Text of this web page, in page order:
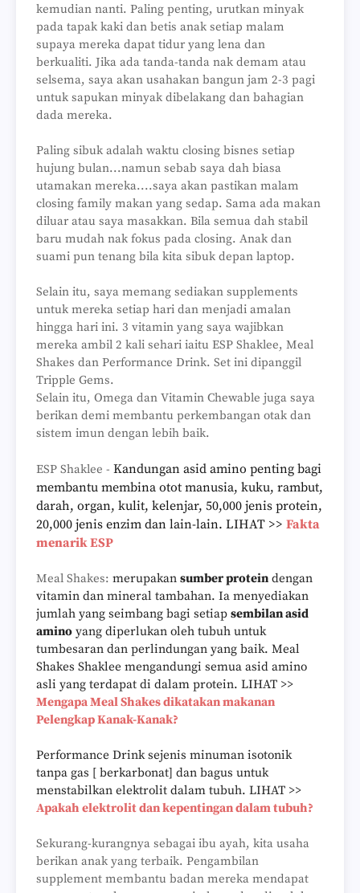
kemudian nanti. Paling penting, urutkan minyak
pada tapak kaki dan betis anak setiap malam
supaya mereka dapat tidur yang lena dan
berkualiti. Jika ada tanda-tanda nak demam atau
selsema, saya akan usahakan bangun jam 2-3 pagi
untuk sapukan minyak dibelakang dan bahagian
dada mereka.
Paling sibuk adalah waktu closing bisnes setiap
hujung bulan...namun sebab saya dah biasa
utamakan mereka....saya akan pastikan malam
closing family makan yang sedap. Sama ada makan
diluar atau saya masakkan. Bila semua dah stabil
baru mudah nak fokus pada closing. Anak dan
suami pun tenang bila kita sibuk depan laptop.
Selain itu, saya memang sediakan supplements
untuk mereka setiap hari dan menjadi amalan
hingga hari ini. 3 vitamin yang saya wajibkan
mereka ambil 2 kali sehari iaitu ESP Shaklee, Meal
Shakes dan Performance Drink. Set ini dipanggil
Tripple Gems.
Selain itu, Omega dan Vitamin Chewable juga saya
berikan demi membantu perkembangan otak dan
sistem imun dengan lebih baik.
ESP Shaklee - Kandungan asid amino penting bagi
membantu membina otot manusia, kuku, rambut,
darah, organ, kulit, kelenjar, 50,000 jenis protein,
20,000 jenis enzim dan lain-lain. LIHAT >> Fakta
menarik ESP
Meal Shakes: merupakan sumber protein dengan
vitamin dan mineral tambahan. Ia menyediakan
jumlah yang seimbang bagi setiap sembilan asid
amino yang diperlukan oleh tubuh untuk
tumbesaran dan perlindungan yang baik. Meal
Shakes Shaklee mengandungi semua asid amino
asli yang terdapat di dalam protein. LIHAT >>
Mengapa Meal Shakes dikatakan makanan
Pelengkap Kanak-Kanak?
Performance Drink sejenis minuman isotonik
tanpa gas [ berkarbonat] dan bagus untuk
menstabilkan elektrolit dalam tubuh. LIHAT >>
Apakah elektrolit dan kepentingan dalam tubuh?
Sekurang-kurangnya sebagai ibu ayah, kita usaha
berikan anak yang terbaik. Pengambilan
supplement membantu badan mereka mendapat